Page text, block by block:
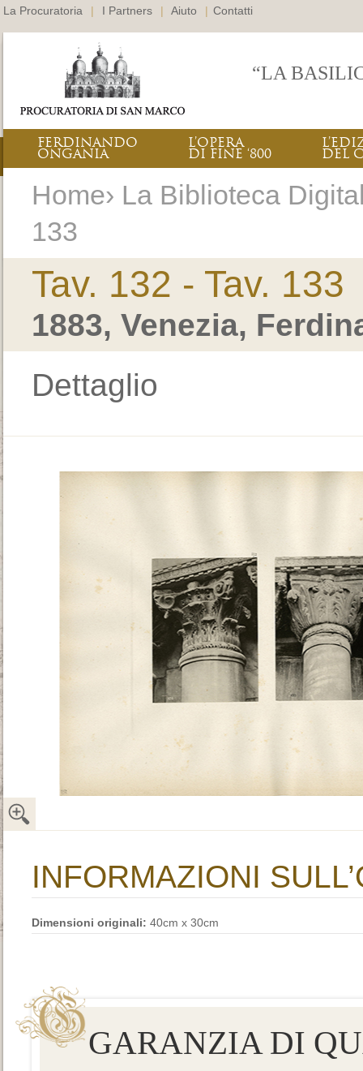
La Procuratoria | I Partners | Aiuto | Contatti
“LA
FERDINANDO
ONGANIA
L’OPERA
DI FINE ‘800 DEL
Home› La Biblioteca
133
Tav. 132 - Tav. 133
1883, Venezia,
Dettaglio
INFORMAZIONI
Dimensioni originali: 40cm x 30cm
GARANZIA DI